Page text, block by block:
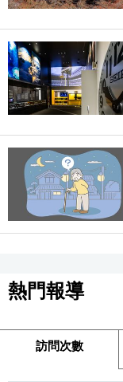
熱門報導
訪問次數